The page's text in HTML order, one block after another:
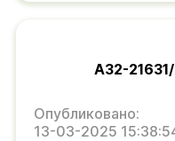
А32-
Опубликовано:
13-03-2025